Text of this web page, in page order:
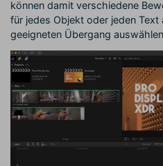
können damit verschiedene
für jedes Objekt oder jeden Text
geeigneten Übergang